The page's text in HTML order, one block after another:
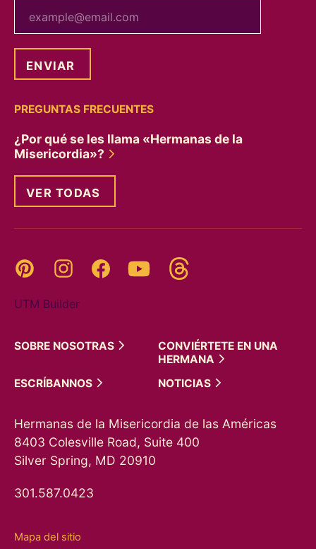
PREGUNTAS FRECUENTES
¿Por qué se les llama «Hermanas de la
Misericordia»?
VER TODAS
Pinterest InstagramFacebookYouTube
UTM Builder
SOBRE NOSOTRAS
CONVIÉRTETE EN UNA
HERMANA
ESCRÍBANNOS
NOTICIAS
Hermanas de la Misericordia de las Américas
8403 Colesville Road, Suite 400
Silver Spring, MD 20910
301.587.0423
Mapa del sitio